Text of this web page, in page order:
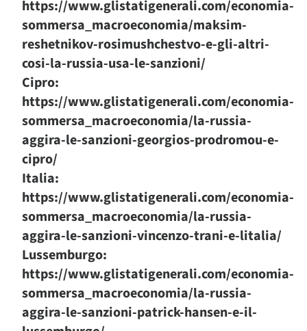
https://www.glistatigenerali.com/economia-
sommersa_macroeconomia/maksim-
reshetnikov-rosimushchestvo-e-gli-altri-
cosi-la-russia-usa-le-sanzioni/
Cipro:
https://www.glistatigenerali.com/economia-
sommersa_macroeconomia/la-russia-
aggira-le-sanzioni-georgios-prodromou-e-
cipro/
Italia:
https://www.glistatigenerali.com/economia-
sommersa_macroeconomia/la-russia-
aggira-le-sanzioni-vincenzo-trani-e-litalia/
Lussemburgo:
https://www.glistatigenerali.com/economia-
sommersa_macroeconomia/la-russia-
aggira-le-sanzioni-patrick-hansen-e-il-